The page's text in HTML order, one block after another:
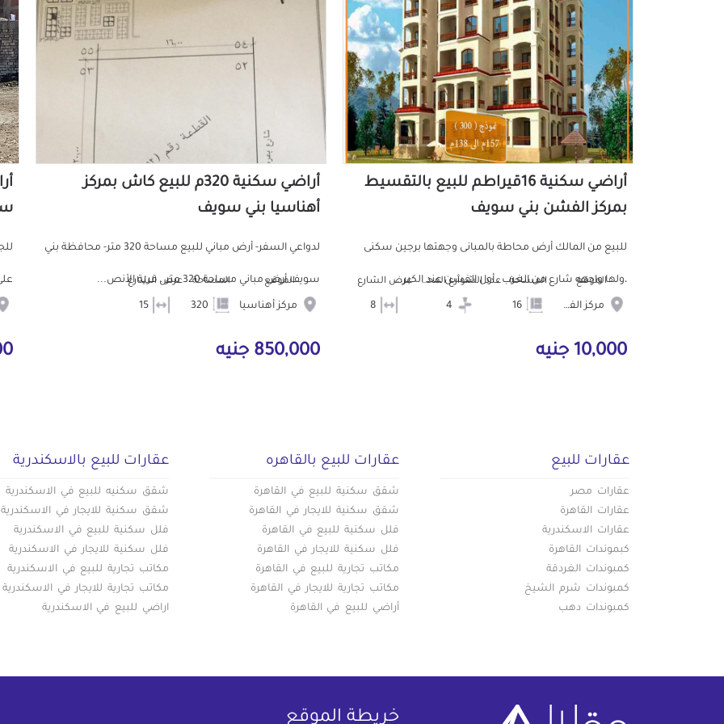
أراضي سكنية 16قيراطم للبيع بالتقسيط
بمركز الفشن بني سويف
للبيع من المالك أرض محاطة بالمبانى وجهتها برجين سكنى
،ولها واجهه شارع من الغرب ، أول الفشن عند الكبر...
الموقع
مركز الفشن
المساحة
16
عدد الشوارع المحيطه عرض الشارع
10,000 جنيه
أراضي سكنية 320م للبيع كاش بمركز
أهناسيا بني سويف
لدواعي السفر- أرض مباني للبيع مساحة 320 متر- محافظة بني
سويف أرض مباني مساحة 320 متر . قرية الأنص...
الموقع
مركز أهناسيا
المساحة عرض الشارع
850,000 جنيه
عقارات للبيع
عقارات مصر
عقارات القاهرة
عقارات الاسكندرية
كبموندات القاهرة
كمبوندات الغردقة
كمبوندات شرم الشيخ
كمبوندات دهب
عقارات للبيع بالقاهره
شقق سكنية للبيع في القاهرة
شقق سكنية للايجار في القاهرة
فلل سكنية للبيع في القاهرة
فلل سكنية للايجار في القاهرة
مكاتب تجارية للبيع في القاهرة
مكاتب تجارية للايجار في القاهرة
أراضي للبيع في القاهرة
عقارات للبيع بالاسكندرية
شقق سكنيه للبيع في الاسكندرية
شقق سكنية للايجار في الاسكندرية
فلل سكنية للبيع في الاسكندرية
فلل سكنية للايجار في الاسكندرية
مكاتب تجارية للبيع في الاسكندرية
مكاتب تجارية للايجار في الاسكندرية
اراضي للبيع في الاسكندرية
خريطة الموقع